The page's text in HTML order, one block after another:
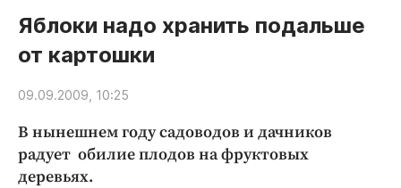
Новости компаний
Статьи
Народные новости
Благоустройство
Криминал
Яблоки надо хранить подальше
от картошки
09.09.2009, 10:25
В нынешнем году садоводов и дачников
радует обилие плодов на фруктовых
деревьях.